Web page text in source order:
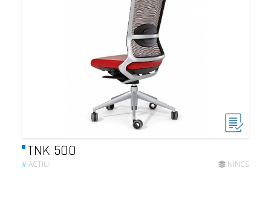
TNK 500
#ACTIU NINCS